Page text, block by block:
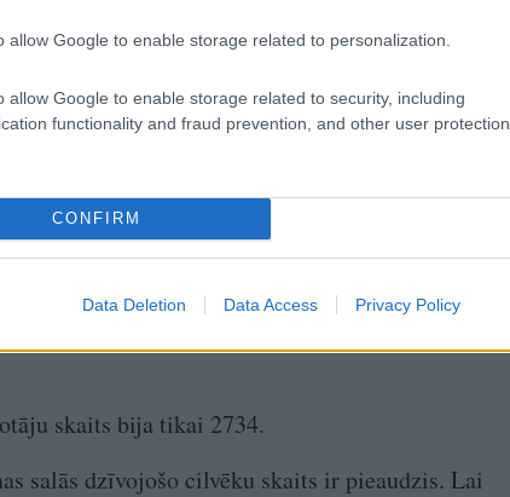
allow Google to enable storage related to personalization.
allow Google to enable storage related to security, including
functionality and fraud prevention, and other user protection.
CONFIRM
Data Deletion Data Access Privacy Policy
kas kvalificējas
skaits bija tikai 2734.
salās dzīvojošo cilvēku skaits ir pieaudzis. Lai